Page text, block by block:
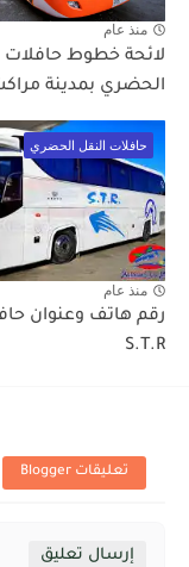
منذ عام
لائحة خطوط حافلات
الحضري بمدينة
حافلات النقل الحضري
منذ عام
رقم هاتف وعنوان
S.T.R
تعليقات Blogger
إرسال تعليق